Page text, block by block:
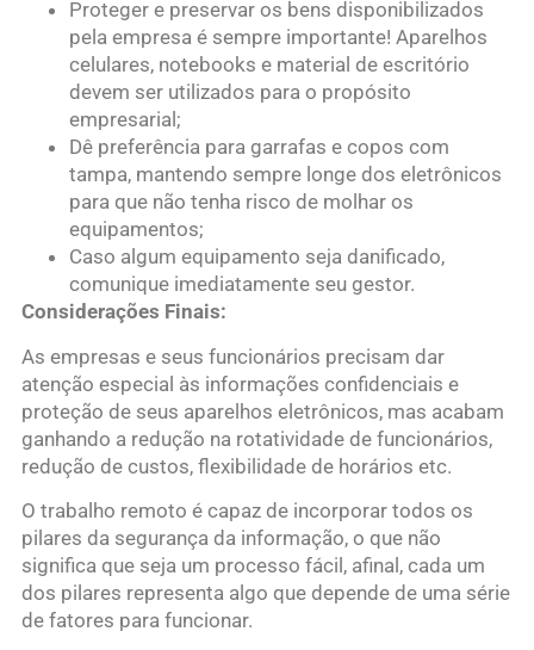
Proteger e preservar os bens disponibilizados
pela empresa é sempre importante! Aparelhos
celulares, notebooks e material de escritório
devem ser utilizados para o propósito
empresarial;
Dê preferência para garrafas e copos com
tampa, mantendo sempre longe dos eletrônicos
para que não tenha risco de molhar os
equipamentos;
Caso algum equipamento seja danificado,
comunique imediatamente seu gestor.
Considerações Finais:
As empresas e seus funcionários precisam dar
atenção especial às informações confidenciais e
proteção de seus aparelhos eletrônicos, mas acabam
ganhando a redução na rotatividade de funcionários,
redução de custos, flexibilidade de horários etc.
O trabalho remoto é capaz de incorporar todos os
pilares da segurança da informação, o que não
significa que seja um processo fácil, afinal, cada um
dos pilares representa algo que depende de uma série
de fatores para funcionar.